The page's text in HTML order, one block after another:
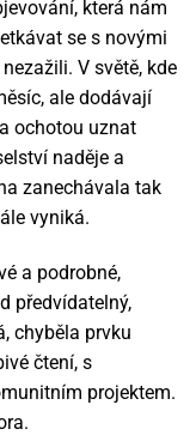
která nám
se s novými
V světě, kde
ale dodávají
ochotou uznat
naděje a
zanechávala tak
vyniká.
a podrobné,
předvídatelný,
chyběla prvku
čtení, s
projektem.